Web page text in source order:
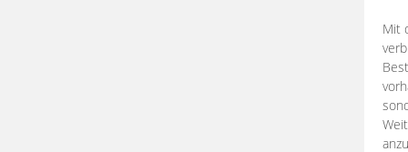
Mit